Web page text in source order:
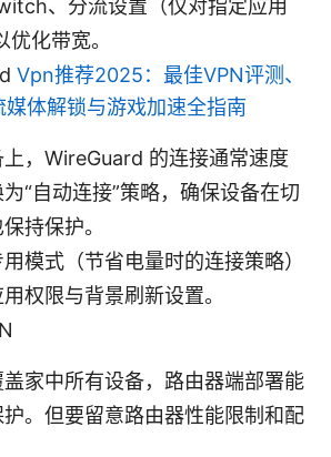
、分流设置（仅对指定应用
化带宽。
Vpn推荐2025：最佳VPN评测、
媒体解锁与游戏加速全指南
，WireGuard 的连接通常速度
“自动连接”策略，确保设备在切
持保护。
模式（节省电量时的连接策略）
权限与背景刷新设置。
家中所有设备，路由器端部署能
。但要留意路由器性能限制和配